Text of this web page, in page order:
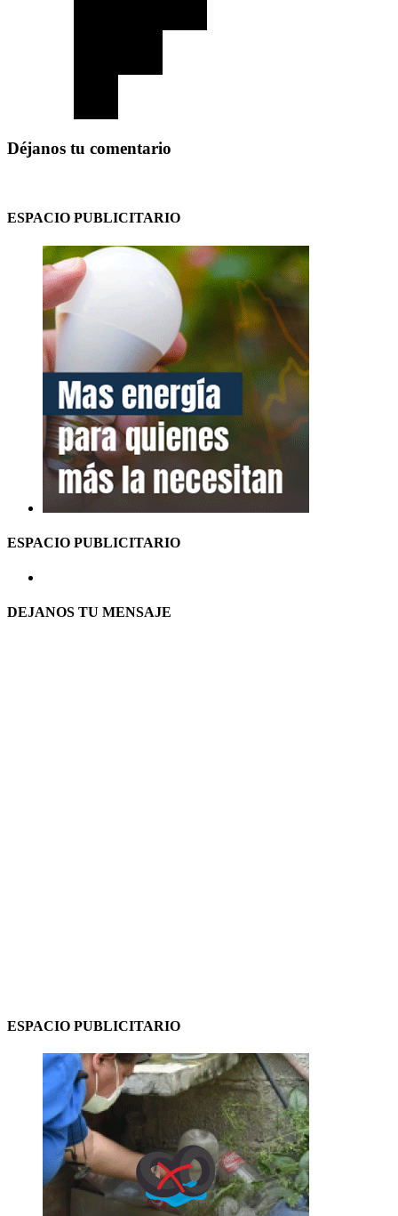
Déjanos tu comentario
ESPACIO PUBLICITARIO
ESPACIO PUBLICITARIO
DEJANOS TU MENSAJE
ESPACIO PUBLICITARIO